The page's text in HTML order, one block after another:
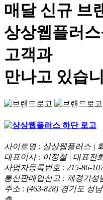
매달 신규 브
상상웹플러스
고객과
만나고 있습
사이트명 : 상상웹플러스 |
대표이사 : 이정철 | 대표전
사업자등록번호 : 215-86-
통신판매업신고 : 제경기성
주소 : (463-828) 경기도 성